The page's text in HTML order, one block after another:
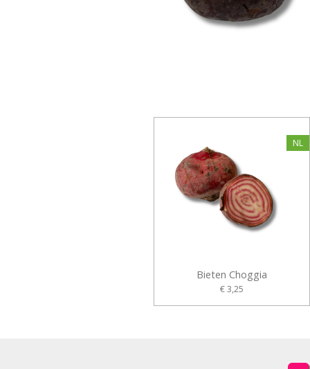
NL
Bieten Choggia
€ 3,25